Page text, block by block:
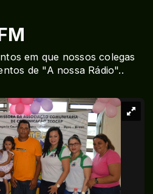
em que nossos colegas
de "A nossa Rádio"..